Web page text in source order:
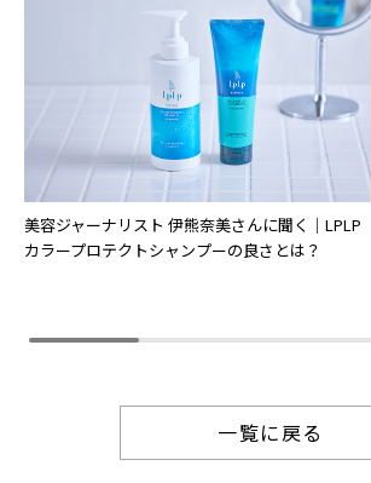
美容ジャーナリスト 伊熊奈美さんに聞く｜LPLP
カラープロテクトシャンプーの良さとは？
一覧に戻る